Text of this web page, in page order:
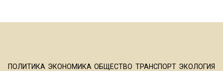
ПОЛИТИКА ЭКОНОМИКА ОБЩЕСТВО ТРАНСПОРТ ЭКОЛОГИЯ